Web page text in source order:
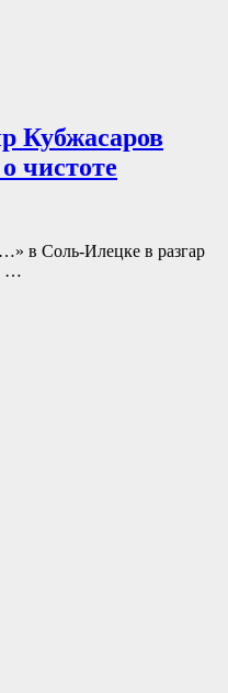
Кубжасаров
чистоте
в Соль-Илецке в разгар
…